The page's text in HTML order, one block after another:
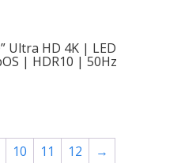
Ultra HD 4K | LED
| HDR10 | 50Hz
10 11 12
→